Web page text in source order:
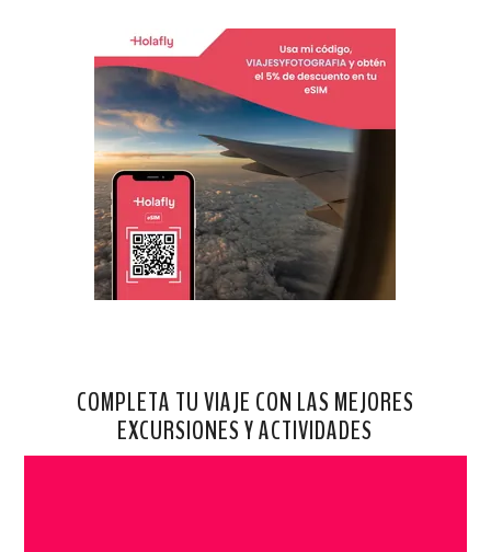
COMPLETA TU VIAJE CON LAS MEJORES
EXCURSIONES Y ACTIVIDADES